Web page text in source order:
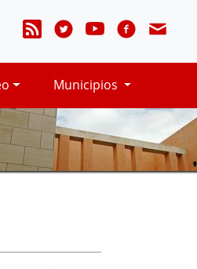
Municipios